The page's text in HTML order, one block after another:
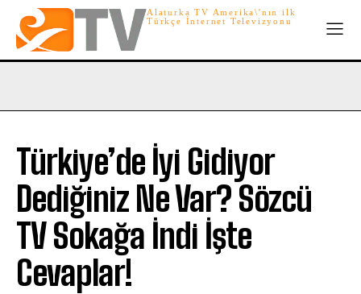
Alaturka TV Amerika\'nın ilk
Türkçe İnternet Televizyonu
Türkiye’de İyi Gidiyor
Dediğiniz Ne Var? Sözcü
TV Sokağa İndi İşte
Cevaplar!